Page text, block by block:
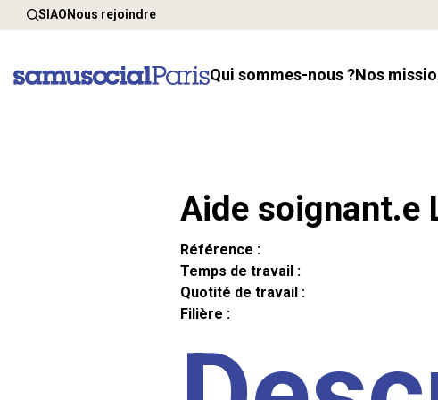
SIAONous rejoindre
Qui sommes-nous ? Nos
Aide soignant.e
Référence :
Temps de travail :
Quotité de travail :
Filière :